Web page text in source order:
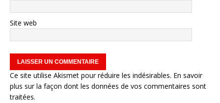
Site web
Ce site utilise Akismet pour réduire les indésirables. En savoir
plus sur la façon dont les données de vos commentaires sont
traitées.